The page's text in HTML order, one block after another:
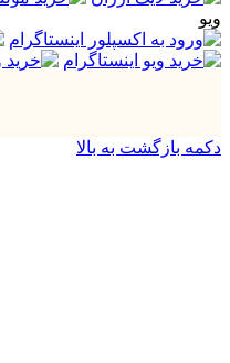
ویو
دکمه بازگشت به بالا